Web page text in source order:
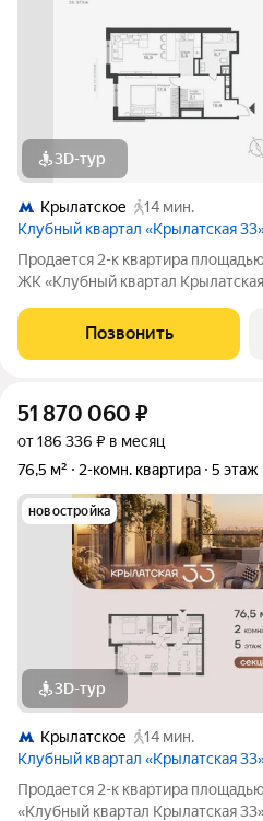
3D-тур
Крылатское
14 мин.
Клубный квартал «Крылатская
Продается 2-к квартира
ЖК «Клубный квартал
западе Москвы от
«Сияние». Комплекс расположен
Позвонить
51 870 060 ₽
от 186 336 ₽ в месяц
76,5 м²
2-комн. квартира 5 этаж
новостройка
3D-тур
Крылатское
14 мин.
Клубный квартал «Крылатская
Продается 2-к квартира
«Клубный квартал Крылатская